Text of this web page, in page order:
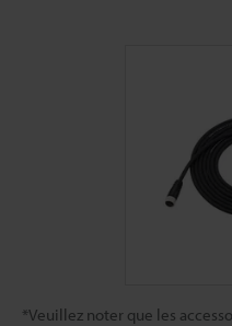
*Veuillez noter que les